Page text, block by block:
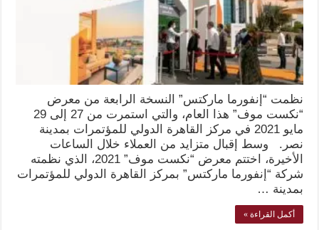
نظمت “إنفورما ماركتس” النسخة الرابعة من معرض
“نكست موف” هذا العام، والتي استمرت من 27 إلى 29
مايو 2021 في مركز القاهرة الدولي للمؤتمرات بمدينة
نصر. وسط إقبال متزايد من العملاء خلال الساعات
الأخيرة، اختتم معرض “نكست موف” 2021، الذي نظمته
شركة “إنفورما ماركتس” بمركز القاهرة الدولي للمؤتمرات
بمدينة …
أكمل القراءة »